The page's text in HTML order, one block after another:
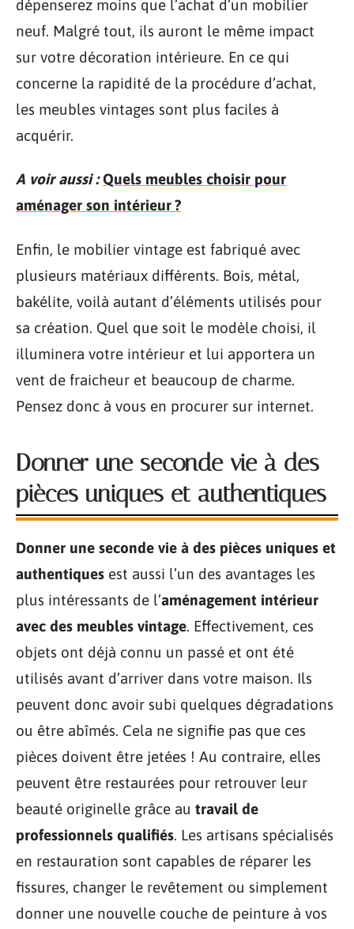
dépenserez moins que l’achat d’un mobilier
neuf. Malgré tout, ils auront le même impact
sur votre décoration intérieure. En ce qui
concerne la rapidité de la procédure d’achat,
les meubles vintages sont plus faciles à
acquérir.
A voir aussi : Quels meubles choisir pour
aménager son intérieur ?
Enfin, le mobilier vintage est fabriqué avec
plusieurs matériaux différents. Bois, métal,
bakélite, voilà autant d’éléments utilisés pour
sa création. Quel que soit le modèle choisi, il
illuminera votre intérieur et lui apportera un
vent de fraicheur et beaucoup de charme.
Pensez donc à vous en procurer sur internet.
Donner une seconde vie à des
pièces uniques et authentiques
Donner une seconde vie à des pièces uniques et
authentiques est aussi l’un des avantages les
plus intéressants de l’aménagement intérieur
avec des meubles vintage. Effectivement, ces
objets ont déjà connu un passé et ont été
utilisés avant d’arriver dans votre maison. Ils
peuvent donc avoir subi quelques dégradations
ou être abîmés. Cela ne signifie pas que ces
pièces doivent être jetées ! Au contraire, elles
peuvent être restaurées pour retrouver leur
beauté originelle grâce au travail de
professionnels qualifiés. Les artisans spécialisés
en restauration sont capables de réparer les
fissures, changer le revêtement ou simplement
donner une nouvelle couche de peinture à vos